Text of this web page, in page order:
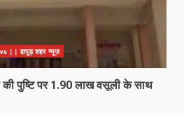
|| हापुड़ शहर न्यूज़
की पुष्टि पर 1.90 लाख वसूली के साथ